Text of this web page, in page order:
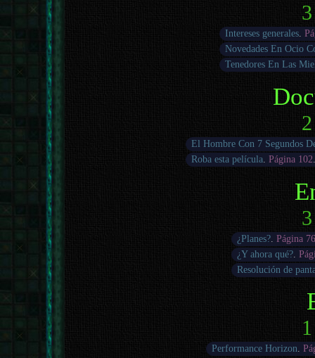
Intereses generales.
Novedades En Ocio
Tenedores En Las
El Hombre Con 7 Segundos
Roba esta película. Página 102
¿Planes?. Página 76
¿Y ahora qué?.
Resolución de
Performance Horizon.